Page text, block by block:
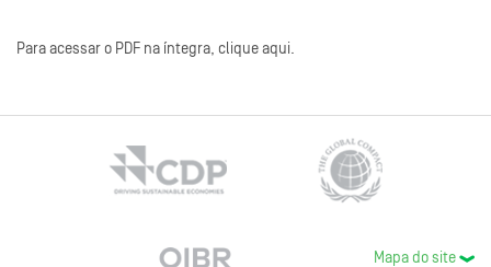
Para acessar o PDF na íntegra, clique aqui.
Mapa do site